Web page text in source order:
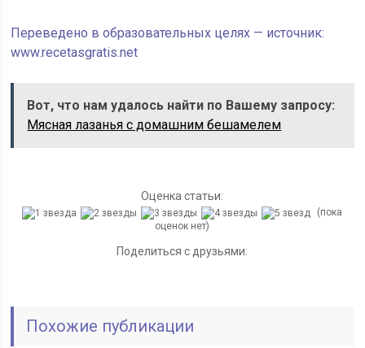
Переведено в образовательных целях — источник:
www.recetasgratis.net
Вот, что нам удалось найти по Вашему запросу:
Мясная лазанья с домашним бешамелем
Оценка статьи:
(пока
оценок нет)
Поделиться с друзьями:
Похожие публикации